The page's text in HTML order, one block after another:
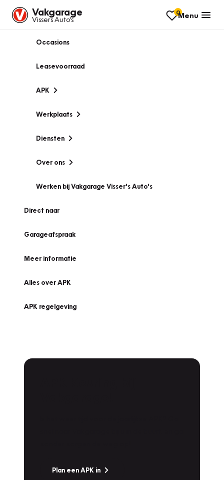
Vakgarage
Vissers Auto's
0Menu
Occasions
Leasevoorraad
APK
Werkplaats
Diensten
Over ons
Werken bij Vakgarage Visser's Auto's
Direct naar
Garageafspraak
Meer informatie
Alles over APK
APK regelgeving
Plan een APK in